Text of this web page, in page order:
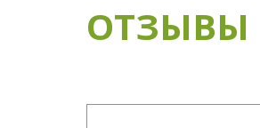
ОТЗЫВЫ